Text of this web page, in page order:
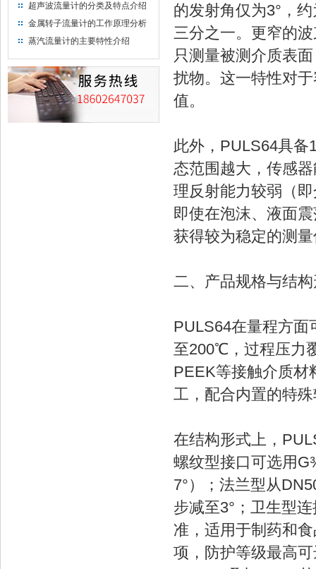
超声波流量计的分类及特点介绍
金属转子流量计的工作原理分析
蒸汽流量计的主要特性介绍
的发射角仅为3°，
三分之一。更窄的
只测量被测介质表
扰物。这一特性对
值。
此外，PULS64具备
态范围越大，传感
理反射能力较弱（
即使在泡沫、液面
获得较为稳定的测
二、产品规格与结
PULS64在量程方
至200℃，过程压力
PEEK等接触介质材
工，配合内置的特
在结构形式上，
螺纹型接口可选用
7°）；法兰型从
步减至3°；卫生型
准，适用于制药和
项，防护等级最高